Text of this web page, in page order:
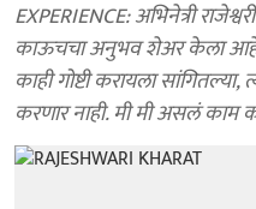
EXPERIENCE: अभिनेत्री
काऊचचा अनुभव शेअर केला आहे.
काही गोष्टी करायला
करणार नाही. मी मी असलं काम